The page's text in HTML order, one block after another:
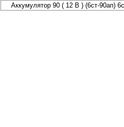
Аккумулятор 90 ( 12 В ) (6ст-90ап)